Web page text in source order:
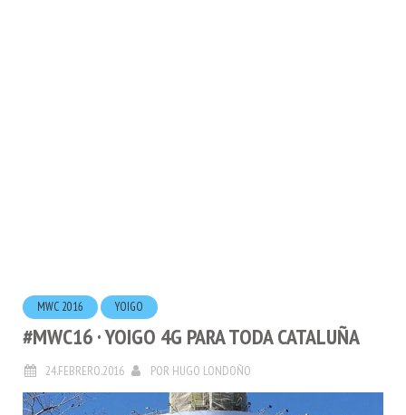
#MWC16 · YOIGO 4G PARA TODA CATALUÑA
24.FEBRERO.2016 POR HUGO LONDOÑO